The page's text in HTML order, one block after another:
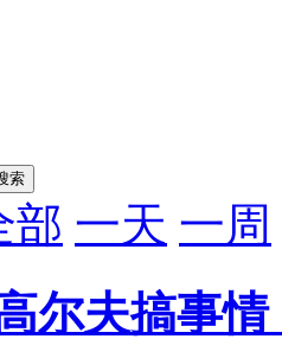
索
部 一天 一周
尔夫搞事